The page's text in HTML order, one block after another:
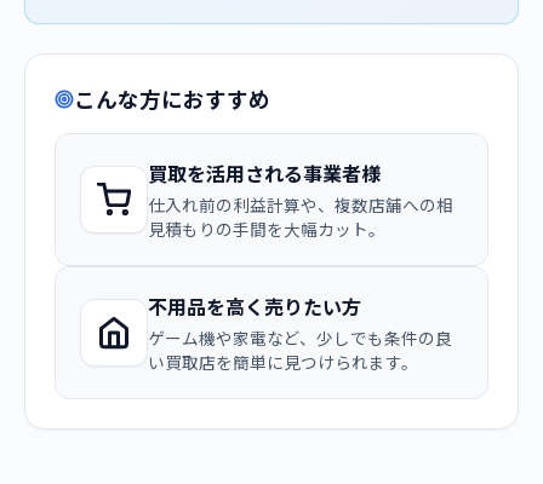
こんな方におすすめ
買取を活用される事業者様
仕入れ前の利益計算や、複数店舗への相
見積もりの手間を大幅カット。
不用品を高く売りたい方
ゲーム機や家電など、少しでも条件の良
い買取店を簡単に見つけられます。